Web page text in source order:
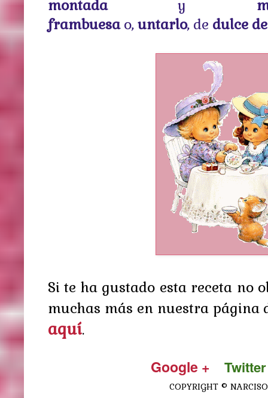
montaday
frambuesao, untarlo, de dulce de
Si te ha gustado esta receta no
muchas más en nuestra página
aquí.
Google + Twitter
COPYRIGHT © NARCISO